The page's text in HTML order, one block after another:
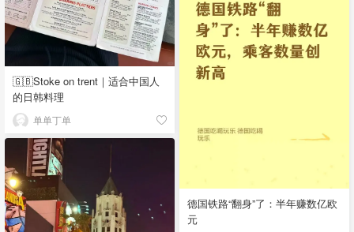
🇬🇧Stoke on trent｜适合中国人
的日韩料理
单单丁单
德国铁路“翻身”了：半年赚数亿欧
元